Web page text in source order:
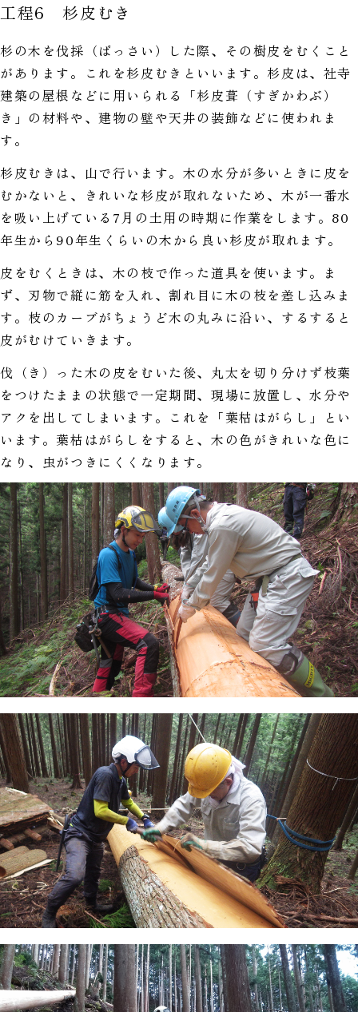
工程6 杉皮むき
杉の木を伐採（ばっさい）した際、その樹皮をむくこと
があります。これを杉皮むきといいます。杉皮は、社寺
建築の屋根などに用いられる「杉皮葺（すぎかわぶ）
き」の材料や、建物の壁や天井の装飾などに使われま
す。
杉皮むきは、山で行います。木の水分が多いときに皮を
むかないと、きれいな杉皮が取れないため、木が一番水
を吸い上げている7月の土用の時期に作業をします。80
年生から90年生くらいの木から良い杉皮が取れます。
皮をむくときは、木の枝で作った道具を使います。ま
ず、刃物で縦に筋を入れ、割れ目に木の枝を差し込みま
す。枝のカーブがちょうど木の丸みに沿い、するすると
皮がむけていきます。
伐（き）った木の皮をむいた後、丸太を切り分けず枝葉
をつけたままの状態で一定期間、現場に放置し、水分や
アクを出してしまいます。これを「葉枯はがらし」とい
います。葉枯はがらしをすると、木の色がきれいな色に
なり、虫がつきにくくなります。